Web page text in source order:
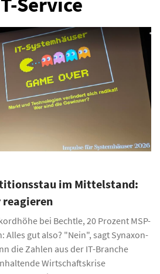
im Mittelstand:
reagieren
bei Bechtle, 20 Prozent MSP-
Alles gut also? "Nein", sagt Synaxon-
die Zahlen aus der IT-Branche
Wirtschaftskrise